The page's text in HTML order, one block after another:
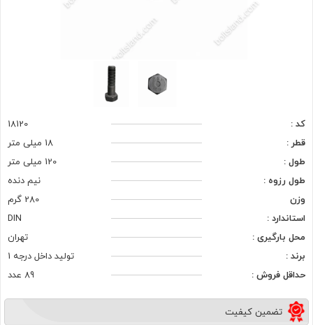
کد :
18120
قطر :
18 میلی متر
طول :
120 میلی متر
طول رزوه :
نیم دنده
وزن
280 گرم
استاندارد :
DIN
محل بارگیری :
تهران
برند :
تولید داخل درجه 1
حداقل فروش :
89 عدد
تضمین کیفیت